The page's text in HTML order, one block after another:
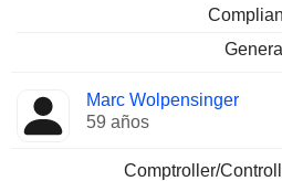
Marc Wolpensinger
59 años
Comptroller/